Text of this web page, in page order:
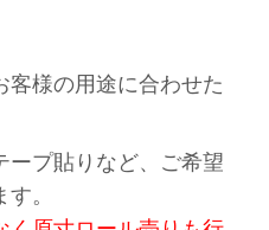
客様の用途に合わせた
ープ貼りなど、ご希望
。